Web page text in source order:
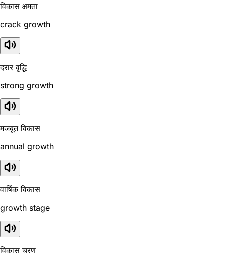
विकास क्षमता
crack growth
दरार वृद्धि
strong growth
मजबूत विकास
annual growth
वार्षिक विकास
growth stage
विकास चरण